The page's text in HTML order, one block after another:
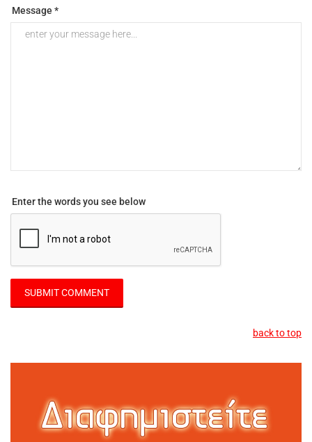
Message *
Enter the words you see below
back to top